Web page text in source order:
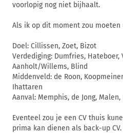
voorlopig nog niet bijhaalt.
Als ik op dit moment zou
Doel: Cillissen, Zoet, Bizot
Verdediging: Dumfries, Hateboer,
Aanholt/Willems, Blind
Middenveld: de Roon,
Ihattaren
Aanval: Memphis, de Jong,
Eventeel zou je een CV thuis
prima kan dienen als back-up